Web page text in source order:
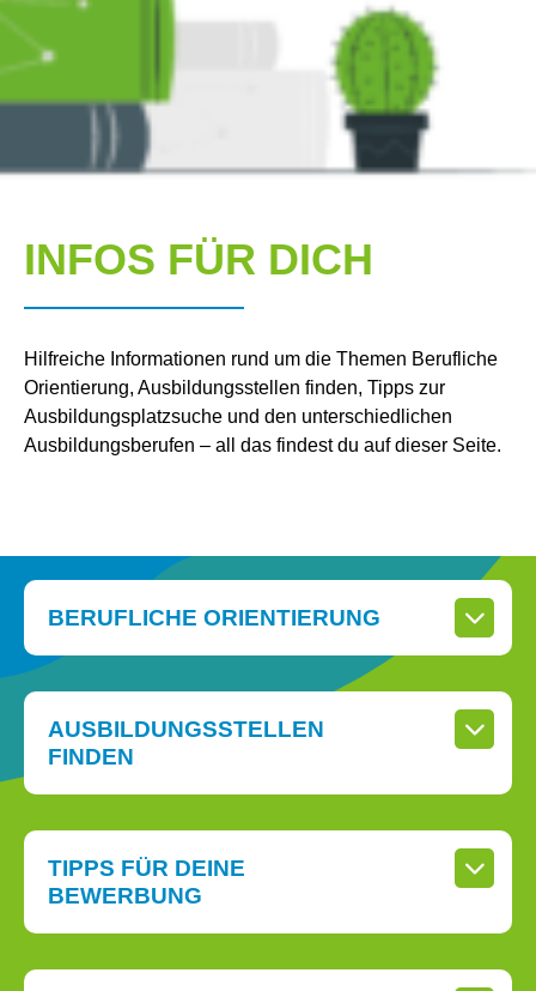
INFOS FÜR DICH
Hilfreiche Informationen rund um die Themen Berufliche
Orientierung, Ausbildungsstellen finden, Tipps zur
Ausbildungsplatzsuche und den unterschiedlichen
Ausbildungsberufen – all das findest du auf dieser Seite.
BERUFLICHE ORIENTIERUNG
AUSBILDUNGSSTELLEN
FINDEN
TIPPS FÜR DEINE
BEWERBUNG